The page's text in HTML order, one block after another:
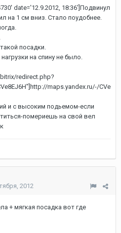
date='12.9.2012, 18:36']Подвинул
на 1 см вниз. Стало поудобнее.
посадки.
на спину не было.
redirect.php?
maps.yandex.ru/-/CVe
и с высоким подьемом-если
помериешь на свой вел
2012
+ мягкая посадка вот где